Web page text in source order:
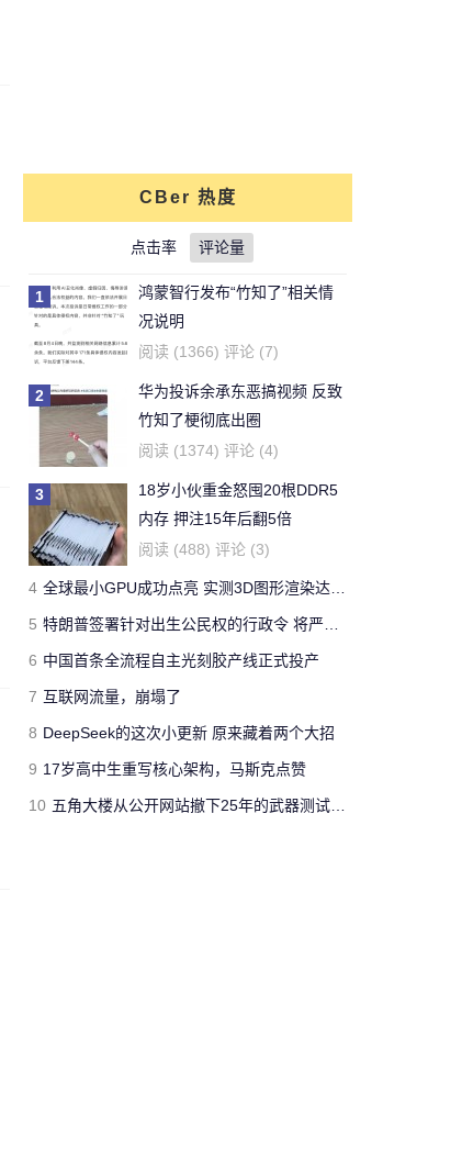
了。。。。
对文章: 你还能活多久？这个寿命计算器
可以给出答案 的评论
牛天王
刚看完王老吉的贴，刚下的
结论，老鼠实验不适用于
人。
对文章: 吃胖算我输 华人学者今日带来减
肥新思路
的评论
Yeb123
开了一年了，操控很好 -
Forza Horizon 3 用户
对文章: 全球最快量产SUV兰博基尼Urus
正式发布 中国售价313万 的评论
jimmyfluore
国有国法，咖有咖规
玩家网吧玩《绝地求生：大逃
杀》开挂被制裁 网管无限重启其电脑
的
评论
CBer 热度
点击率 评论量
1
鸿蒙智行发布“竹知了”相关情
况说明
阅读 (1366) 评论 (7)
2
华为投诉余承东恶搞视频 反致
竹知了梗彻底出圈
阅读 (1374) 评论 (4)
3
18岁小伙重金怒囤20根DDR5
内存 押注15年后翻5倍
阅读 (488) 评论 (3)
4 全球最小GPU成功点亮 实测3D图形渲染达15帧
5 特朗普签署针对出生公民权的行政令 将严厉打击“生育旅游”
6 中国首条全流程自主光刻胶产线正式投产
7 互联网流量，崩塌了
8 DeepSeek的这次小更新 原来藏着两个大招
9 17岁高中生重写核心架构，马斯克点赞
10 五角大楼从公开网站撤下25年的武器测试报告 担心对手借AI挖掘漏洞